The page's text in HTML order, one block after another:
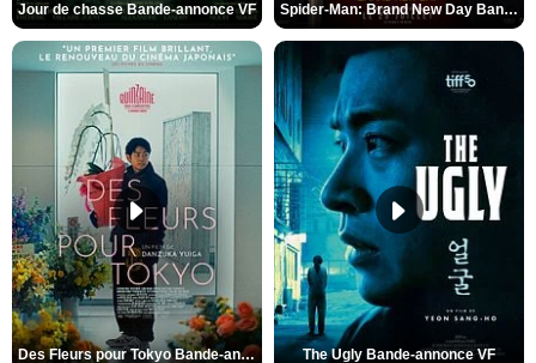
Jour de chasse Bande-annonce VF Spider-Man: Brand New Day Bande-annonce (3) VO STFR
Des Fleurs pour Tokyo Bande-annonce VO STFR The Ugly Bande-annonce VF